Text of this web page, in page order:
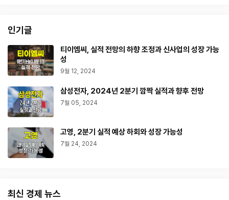
인기글
티이엠씨, 실적 전망의 하향 조정과 신사업의 성장 가능
성
9월 12, 2024
삼성전자, 2024년 2분기 깜짝 실적과 향후 전망
7월 05, 2024
고영, 2분기 실적 예상 하회와 성장 가능성
7월 24, 2024
최신 경제 뉴스